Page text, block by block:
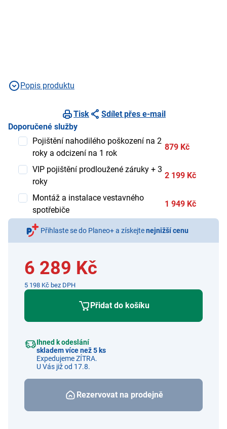
Popis produktu
Tisk
Sdílet přes e-mail
Doporučené služby
Pojištění nahodilého poškození na 2
roky a odcizení na 1 rok
879 Kč
VIP pojištění prodloužené záruky + 3
roky
2 199 Kč
Montáž a instalace vestavného
spotřebiče
1 949 Kč
Přihlaste se do Planeo+ a získejtenejnižší cenu
6 289 Kč
5 198 Kč bez DPH
Přidat do košíku
Ihned k odeslání
skladem více než 5 ks
Expedujeme ZÍTRA.
U Vás již od 17.8.
Rezervovat na prodejně